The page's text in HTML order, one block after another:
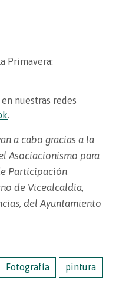
Primavera:
nuestras redes
a cabo gracias a la
Asociacionismo para
Participación
de Vicealcaldía,
del Ayuntamiento
Fotografía pintura